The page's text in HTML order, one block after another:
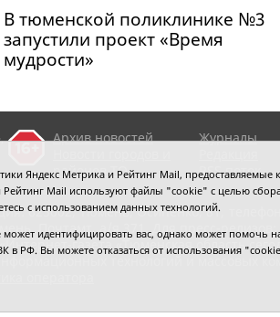
В тюменской поликлинике №3
запустили проект «Время
мудрости»
Архив новостей
районов ТО
Журналы
RSS поток
625002, Тюмень, Осипенко, 81,
Почтамт, а/я 371. Для пресс-
газета «Тюменская область
технологий и массовых
Яндекс Метрика и Рейтинг Mail,
Mail используют файлы "cookie" с целью
с использованием данных технологий.
идентифицировать вас, однако может помочь
в РФ. Вы можете отказаться от использования